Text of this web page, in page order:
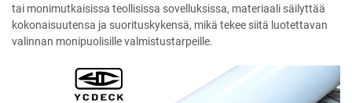
tai monimutkaisissa teollisissa sovelluksissa, materiaali säilyttää
kokonaisuutensa ja suorituskykensä, mikä tekee siitä luotettavan
valinnan monipuolisille valmistustarpeille.